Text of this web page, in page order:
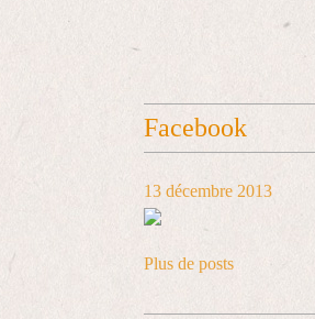
Facebook
13 décembre 2013
Plus de posts